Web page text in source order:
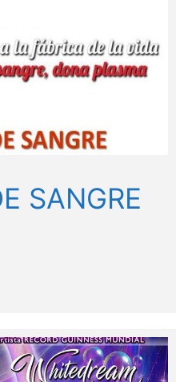
SANGRE